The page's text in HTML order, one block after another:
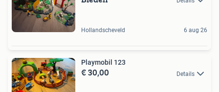
Hollandscheveld 6 aug 26
Playmobil 123
€ 30,00 Details